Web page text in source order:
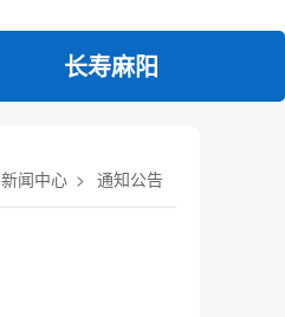
长寿麻阳
新闻中心 > 通知公告